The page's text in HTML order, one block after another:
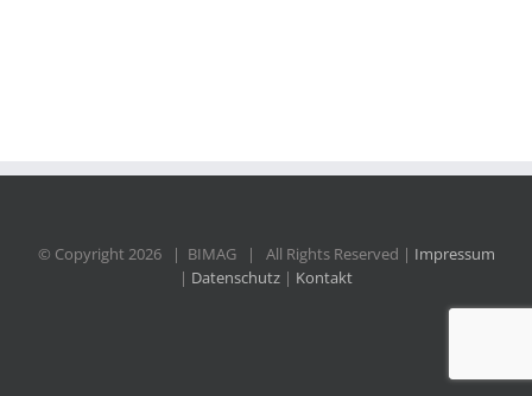
© Copyright 2026 | BIMAG | All Rights Reserved | Impressum
| Datenschutz | Kontakt